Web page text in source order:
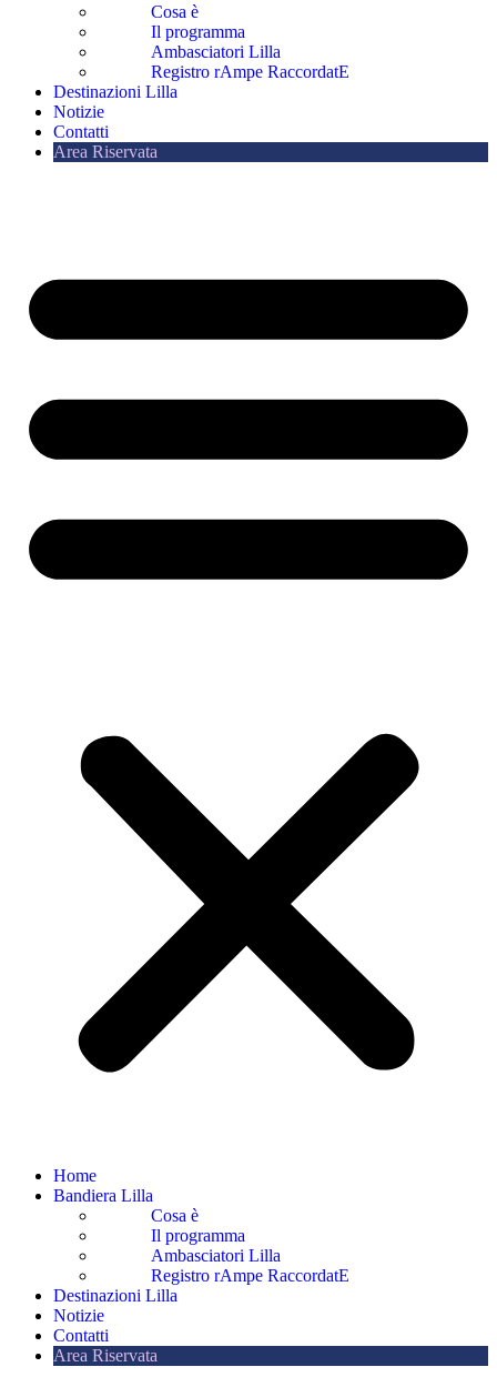
Cosa è
Il programma
Ambasciatori Lilla
Registro rAmpe RaccordatE
Destinazioni Lilla
Notizie
Contatti
Area Riservata
Home
Bandiera Lilla
Cosa è
Il programma
Ambasciatori Lilla
Registro rAmpe RaccordatE
Destinazioni Lilla
Notizie
Contatti
Area Riservata